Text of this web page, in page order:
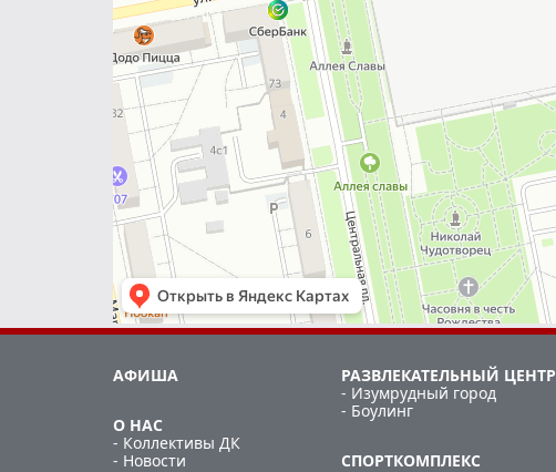
АФИША
О НАС
- Коллективы ДК
- Новости
РАЗВЛЕКАТЕЛЬНЫЙ ЦЕНТР
- Изумрудный город
- Боулинг
СПОРТКОМПЛЕКС